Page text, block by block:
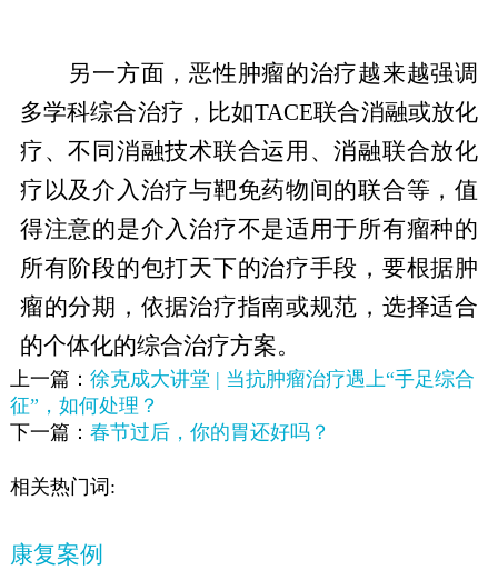
另一方面，恶性肿瘤的治疗越来越强调
多学科综合治疗，比如TACE联合消融或放化
疗、不同消融技术联合运用、消融联合放化
疗以及介入治疗与靶免药物间的联合等，值
得注意的是介入治疗不是适用于所有瘤种的
所有阶段的包打天下的治疗手段，要根据肿
瘤的分期，依据治疗指南或规范，选择适合
的个体化的综合治疗方案。
上一篇： 徐克成大讲堂 | 当抗肿瘤治疗遇上“手足综合
征”，如何处理？
下一篇： 春节过后，你的胃还好吗？
相关热门词:
康复案例